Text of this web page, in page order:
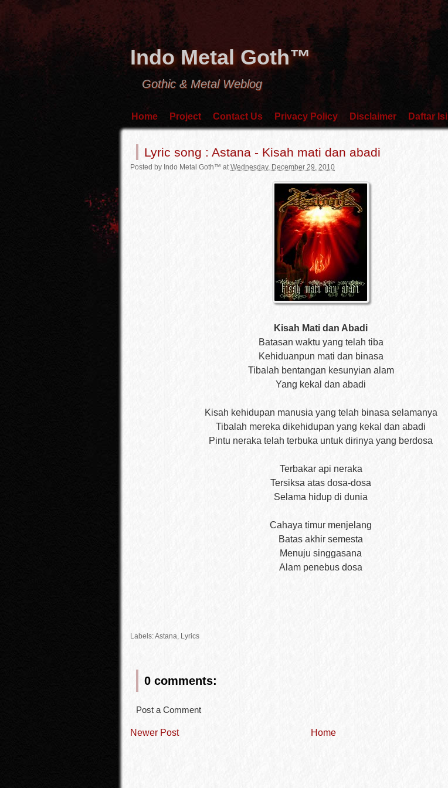
Indo Metal Goth™
Gothic & Metal Weblog
Home Project Contact Us Privacy Policy Disclaimer Daftar Isi
Lyric song : Astana - Kisah mati dan abadi
Posted by Indo Metal Goth™ at Wednesday, December 29, 2010
Kisah Mati dan Abadi
Batasan waktu yang telah tiba
Kehiduanpun mati dan binasa
Tibalah bentangan kesunyian alam
Yang kekal dan abadi
Kisah kehidupan manusia yang telah binasa selamanya
Tibalah mereka dikehidupan yang kekal dan abadi
Pintu neraka telah terbuka untuk dirinya yang berdosa
Terbakar api neraka
Tersiksa atas dosa-dosa
Selama hidup di dunia
Cahaya timur menjelang
Batas akhir semesta
Menuju singgasana
Alam penebus dosa
Labels:Astana, Lyrics
0 comments:
Post a Comment
Newer Post Home